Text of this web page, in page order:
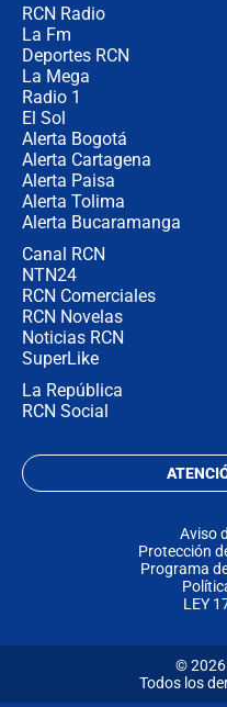
RCN Radio
La Fm
Deportes RCN
La Mega
Radio 1
El Sol
Alerta Bogotá
Alerta Cartagena
Alerta Paisa
Alerta Tolima
Alerta Bucaramanga
Canal RCN
NTN24
RCN Comerciales
RCN Novelas
Noticias RCN
SuperLike
La República
RCN Social
Aviso
Protección
Programa
LEY
© 2026
Todos los